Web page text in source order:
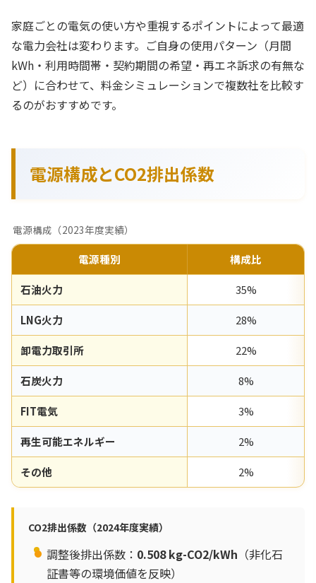
家庭ごとの電気の使い方や重視するポイントによって最適
な電力会社は変わります。ご自身の使用パターン（月間
kWh・利用時間帯・契約期間の希望・再エネ訴求の有無な
ど）に合わせて、料金シミュレーションで複数社を比較す
るのがおすすめです。
電源構成とCO2排出係数
電源構成（2023年度実績）
電源種別 構成比
石油火力 35%
LNG火力 28%
卸電力取引所 22%
石炭火力 8%
FIT電気 3%
再生可能エネルギー 2%
その他 2%
CO2排出係数（2024年度実績）
調整後排出係数： 0.508 kg-CO2/kWh （非化石
証書等の環境価値を反映）